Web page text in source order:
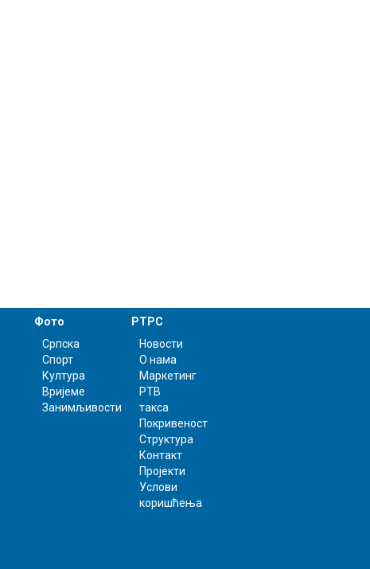
Фото
Српска
Спорт
Култура
Вријеме
Занимљивости
РТРС
Новости
О нама
Маркетинг
РТВ
такса
Покривеност
Структура
Контакт
Пројекти
Услови
коришћења